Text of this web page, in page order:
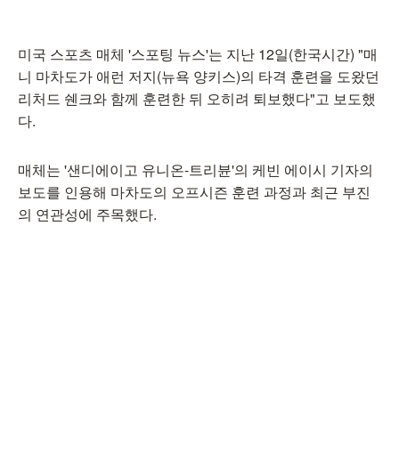
미국 스포츠 매체 '스포팅 뉴스'는 지난 12일(한국시간) "매
니 마차도가 애런 저지(뉴욕 양키스)의 타격 훈련을 도왔던
리처드 쉔크와 함께 훈련한 뒤 오히려 퇴보했다"고 보도했
다.
매체는 '샌디에이고 유니온-트리뷴'의 케빈 에이시 기자의
보도를 인용해 마차도의 오프시즌 훈련 과정과 최근 부진
의 연관성에 주목했다.